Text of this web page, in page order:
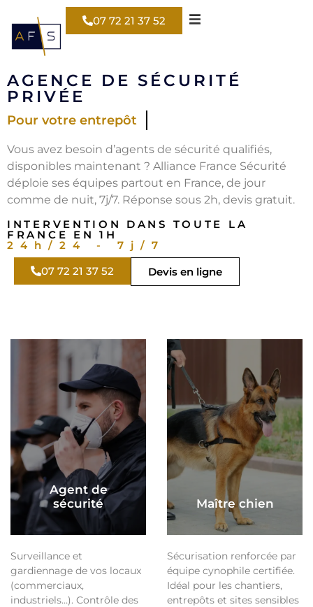
07 72 21 37 52
AGENCE DE SÉCURITÉ
PRIVÉE
Pour votre entrepôt
Vous avez besoin d’agents de sécurité qualifiés,
disponibles maintenant ? Alliance France Sécurité
déploie ses équipes partout en France, de jour
comme de nuit, 7j/7. Réponse sous 2h, devis gratuit.
INTERVENTION DANS TOUTE LA
FRANCE EN 1H
24h/24 - 7j/7
07 72 21 37 52
Devis en ligne
Agent de
sécurité
Surveillance et
gardiennage de vos locaux
(commerciaux,
industriels…). Contrôle des
Maître chien
Sécurisation renforcée par
équipe cynophile certifiée.
Idéal pour les chantiers,
entrepôts et sites sensibles